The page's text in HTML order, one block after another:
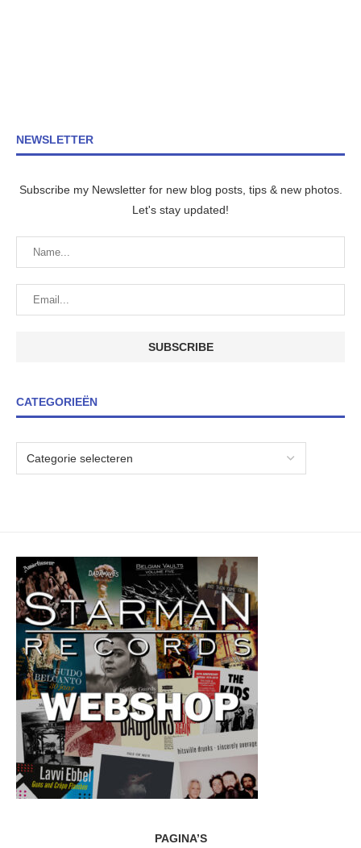
NEWSLETTER
Subscribe my Newsletter for new blog posts, tips & new photos.
Let's stay updated!
CATEGORIEËN
PAGINA’S